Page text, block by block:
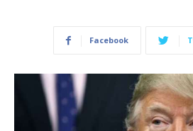
Facebook